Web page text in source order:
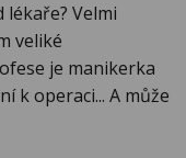
lékaře? Velmi
veliké
je manikerka
k operaci... A může